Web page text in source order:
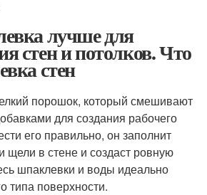
лучше для
стен и потолков. Что
стен
порошок, который смешивают
для создания рабочего
его правильно, он заполнит
в стене и создаст ровную
шпаклевки и воды идеально
типа поверхности.